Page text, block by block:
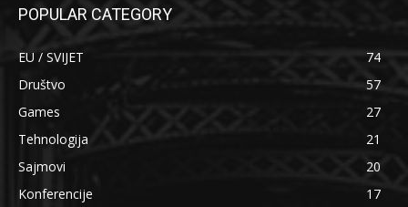
POPULAR CATEGORY
EU / SVIJET
74
Društvo
57
Games
27
Tehnologija
21
Sajmovi
20
Konferencije
17